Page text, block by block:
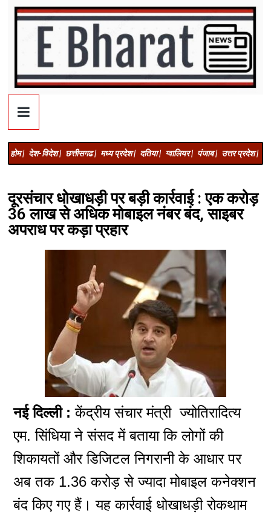
होम | देश-विदेश | छत्तीसगढ | मध्य प्रदेश | दतिया | ग्वालियर | पंजाब | उत्तर प्रदेश |
दूरसंचार धोखाधड़ी पर बड़ी कार्रवाई : एक करोड़
36 लाख से अधिक मोबाइल नंबर बंद, साइबर
अपराध पर कड़ा प्रहार
नई दिल्ली : केंद्रीय संचार मंत्री ज्योतिरादित्य
एम. सिंधिया ने संसद में बताया कि लोगों की
शिकायतों और डिजिटल निगरानी के आधार पर
अब तक 1.36 करोड़ से ज्यादा मोबाइल कनेक्शन
बंद किए गए हैं। यह कार्रवाई धोखाधड़ी रोकथाम